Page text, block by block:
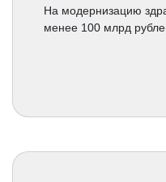
На модернизацию
менее 100 млрд